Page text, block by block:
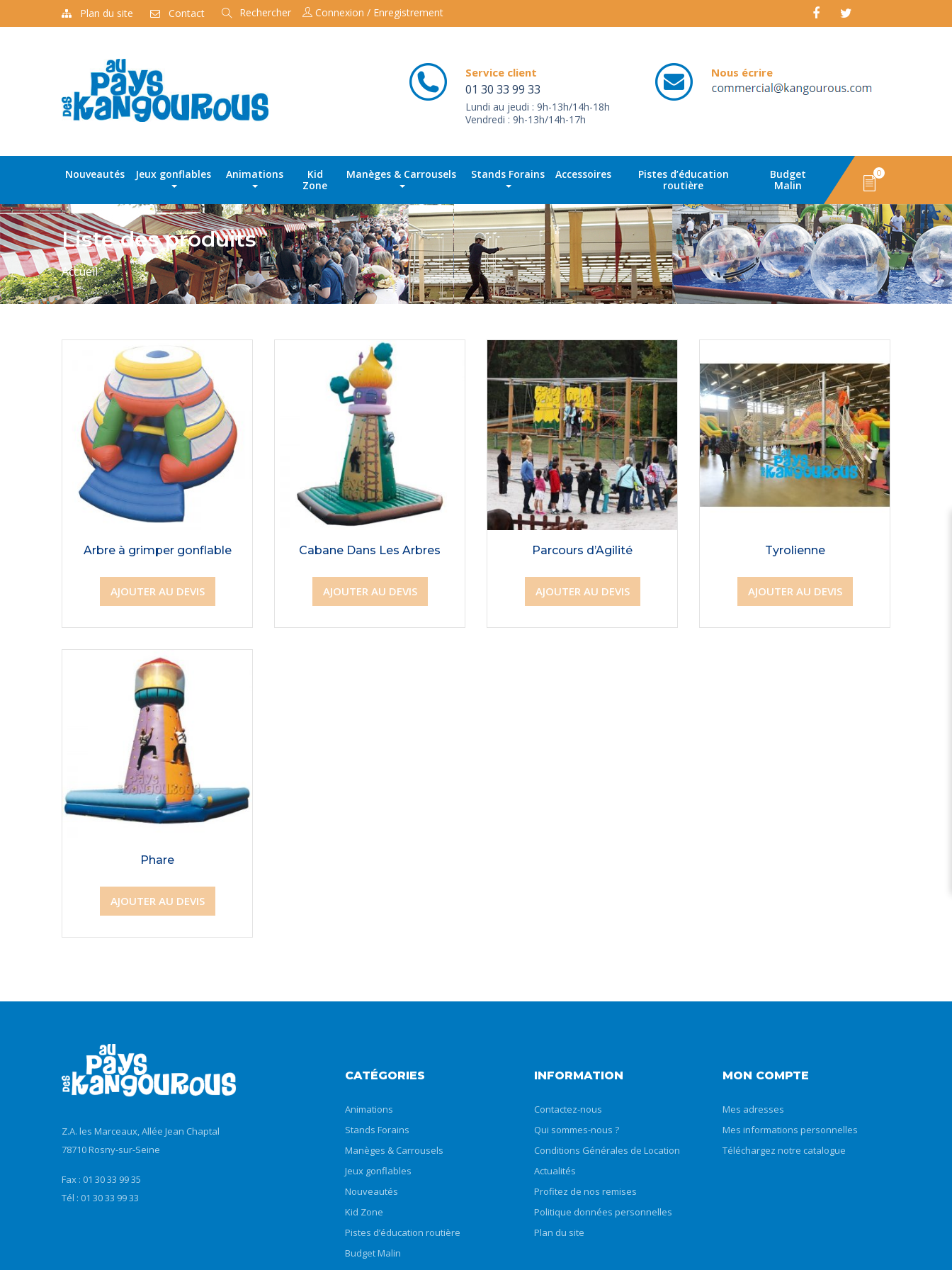
Plan du site Contact Rechercher
produits
Connexion / Enregistrement
Service client
01 30 33 99 33
Lundi au jeudi : 9h-13h/14h-18h
Vendredi : 9h-13h/14h-17h
Nous écrire
email
Nouveautés Jeux gonflables Animations
Kid
Zone
Manèges & Carrousels Stands Forains Accessoires
Pistes d’éducation
routière
Budget
Malin
0
Liste des produits
Accueil
Arbre à grimper gonflable
AJOUTER AU DEVIS
Cabane Dans Les Arbres
AJOUTER AU DEVIS
Parcours d’Agilité
AJOUTER AU DEVIS
Tyrolienne
AJOUTER AU DEVIS
Phare
AJOUTER AU DEVIS
Z.A. les Marceaux, Allée Jean Chaptal
78710 Rosny-sur-Seine
Fax : 01 30 33 99 35
Tél : 01 30 33 99 33
CATÉGORIES
Animations
Stands Forains
Manèges & Carrousels
Jeux gonflables
Nouveautés
Kid Zone
Pistes d’éducation routière
Budget Malin
INFORMATION
Contactez-nous
Qui sommes-nous ?
Conditions Générales de Location
Actualités
Profitez de nos remises
Politique données personnelles
Plan du site
MON COMPTE
Mes adresses
Mes informations personnelles
Téléchargez notre catalogue